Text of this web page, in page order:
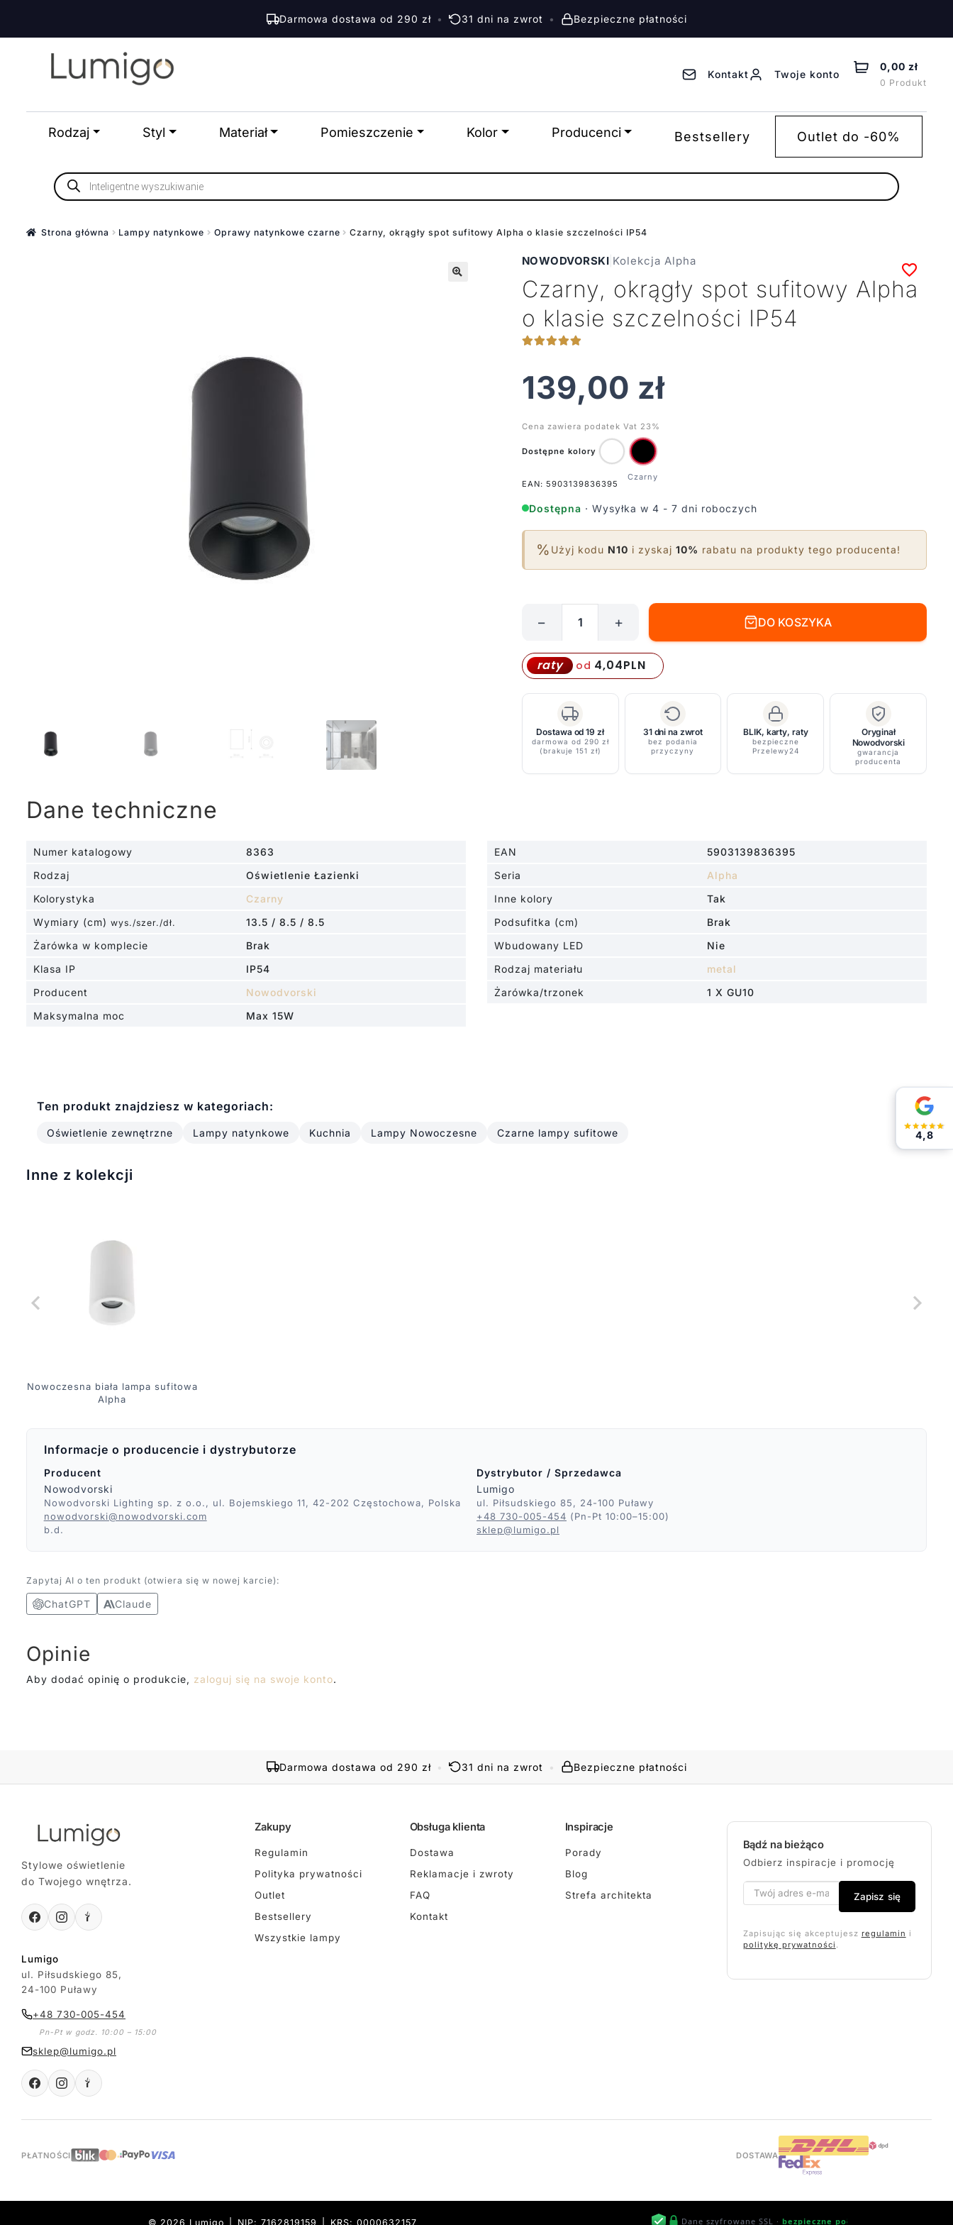
Darmowa dostawa od 290 zł • 31 dni na zwrot • Bezpieczne płatności
Przejdź
nawigacji
Przejdź
treści
Kontakt Twoje konto
Rodzaj Styl Materiał Pomieszczenie Kolor Producenci Bestsellery Outlet do -60%
0,00 zł
0 Produkt
Wyszukiwarka
produktów
Strona główna Lampy natynkowe Oprawy natynkowe czarne Czarny, okrągły spot sufitowy Alpha o klasie szczelności IP54
NOWODVORSKI Kolekcja Alpha
Czarny, okrągły spot sufitowy Alpha
o klasie szczelności IP54
139,00 zł
Cena zawiera podatek Vat 23%
Dostępne kolory
EAN: 5903139836395
Dostępna · Wysyłka w 4 - 7 dni roboczych
% Użyj kodu N10 i zyskaj 10% rabatu na produkty tego producenta!
okrągły
spot
sufitowy
klasie
− + DO KOSZYKA
raty od 4,04PLN
Dostawa od 19 zł
darmowa od 290 zł
(brakuje 151 zł)
31 dni na zwrot
bez podania
przyczyny
BLIK, karty, raty
bezpieczne
Przelewy24
Oryginał
Nowodvorski
gwarancja
producenta
Dane techniczne
Numer katalogowy 8363 EAN
5903139836395
Rodzaj
Oświetlenie Łazienki Seria
Alpha
Kolorystyka
Czarny Inne kolory
Tak
Wymiary (cm) wys./szer./dł. 13.5 / 8.5 / 8.5 Podsufitka (cm)
Brak
Żarówka w komplecie
Brak Wbudowany LED
Nie
Klasa IP
IP54 Rodzaj materiału
metal
Producent
Nowodvorski Żarówka/trzonek
1 X GU10
Maksymalna moc
Max 15W
Ten produkt znajdziesz w kategoriach:
Oświetlenie zewnętrzne Lampy natynkowe Kuchnia Lampy Nowoczesne Czarne lampy sufitowe
Inne z kolekcji
Nowoczesna biała lampa sufitowa
Alpha
Informacje o producencie i dystrybutorze
Producent
Nowodvorski
Nowodvorski Lighting sp. z o.o., ul. Bojemskiego 11, 42-202 Częstochowa, Polska
nowodvorski@nowodvorski.com
b.d.
Dystrybutor / Sprzedawca
Lumigo
ul. Piłsudskiego 85, 24-100 Puławy
+48 730-005-454 (Pn-Pt 10:00–15:00)
sklep@lumigo.pl
Zapytaj AI o ten produkt (otwiera się w nowej karcie):
ChatGPT Claude
Opinie
Aby dodać opinię o produkcie, zaloguj się na swoje konto.
Darmowa dostawa od 290 zł • 31 dni na zwrot • Bezpieczne płatności
Stylowe oświetlenie
do Twojego wnętrza.
Lumigo
ul. Piłsudskiego 85,
24-100 Puławy
+48 730-005-454
Pn-Pt w godz. 10:00 – 15:00
sklep@lumigo.pl
Zakupy
Regulamin
Polityka prywatności
Outlet
Bestsellery
Wszystkie lampy
Obsługa klienta
Dostawa
Reklamacje i zwroty
FAQ
Kontakt
Inspiracje
Porady
Blog
Strefa architekta
Bądź na bieżąco
Odbierz inspiracje i promocję
Zapisz się
Zapisując się akceptujesz regulamin i
politykę prywatności .
PŁATNOŚCI DOSTAWA
© 2026 Lumigo | NIP: 7162819159 | KRS: 0000632157 Dane szyfrowane SSL · bezpieczne połączenie
4,8